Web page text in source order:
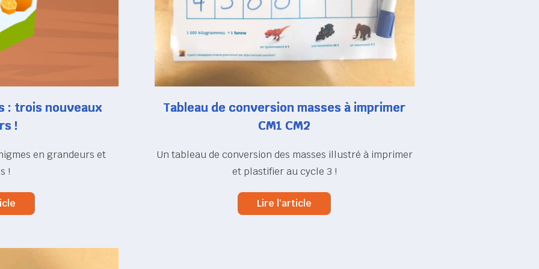
: trois nouveaux
!
en grandeurs et
!
Tableau de conversion masses à imprimer
CM1 CM2
Un tableau de conversion des masses illustré à imprimer
et plastifier au cycle 3 !
Lire l'article